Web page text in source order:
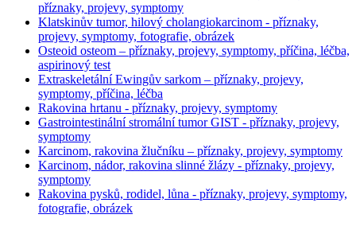
příznaky, projevy, symptomy
Klatskinův tumor, hilový cholangiokarcinom - příznaky,
projevy, symptomy, fotografie, obrázek
Osteoid osteom – příznaky, projevy, symptomy, příčina, léčba,
aspirinový test
Extraskeletální Ewingův sarkom – příznaky, projevy,
symptomy, příčina, léčba
Rakovina hrtanu - příznaky, projevy, symptomy
Gastrointestinální stromální tumor GIST - příznaky, projevy,
symptomy
Karcinom, rakovina žlučníku – příznaky, projevy, symptomy
Karcinom, nádor, rakovina slinné žlázy - příznaky, projevy,
symptomy
Rakovina pysků, rodidel, lůna - příznaky, projevy, symptomy,
fotografie, obrázek